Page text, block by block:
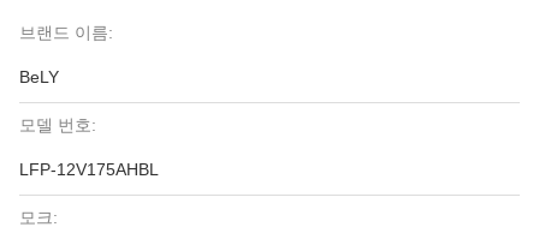
브랜드 이름:
BeLY
모델 번호:
LFP-12V175AHBL
모크: